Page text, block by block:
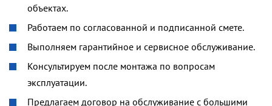
объектах.
Работаем по согласованной и подписанной смете.
Выполняем гарантийное и сервисное обслуживание.
Консультируем после монтажа по вопросам
эксплуатации.
Предлагаем договор на обслуживание с большими